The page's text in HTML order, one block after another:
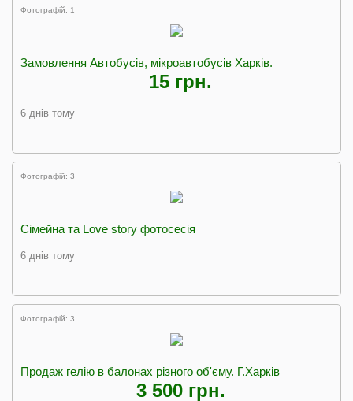
Фотографій: 1
Замовлення Автобусів, мікроавтобусів Харків.
15 грн.
6 днів тому
Фотографій: 3
Сімейна та Love story фотосесія
6 днів тому
Фотографій: 3
Продаж гелію в балонах різного об'єму. Г.Харків
3 500 грн.